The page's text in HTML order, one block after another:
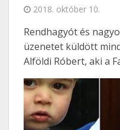
2018. október 10.
Rendhagyót és
üzenetet küldött
Alföldi Róbert, aki a
véleményének!
idézzük, amiket a
Nemzeti Színház